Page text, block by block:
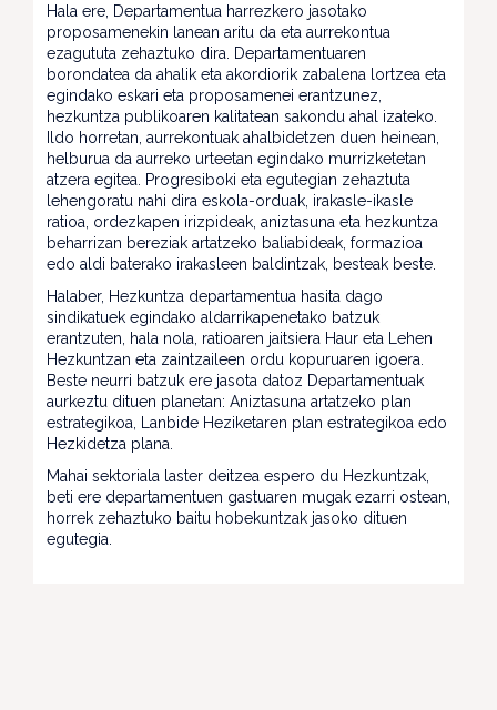
Hala ere, Departamentua harrezkero jasotako
proposamenekin lanean aritu da eta aurrekontua
ezagututa zehaztuko dira. Departamentuaren
borondatea da ahalik eta akordiorik zabalena lortzea eta
egindako eskari eta proposamenei erantzunez,
hezkuntza publikoaren kalitatean sakondu ahal izateko.
Ildo horretan, aurrekontuak ahalbidetzen duen heinean,
helburua da aurreko urteetan egindako murrizketetan
atzera egitea. Progresiboki eta egutegian zehaztuta
lehengoratu nahi dira eskola-orduak, irakasle-ikasle
ratioa, ordezkapen irizpideak, aniztasuna eta hezkuntza
beharrizan bereziak artatzeko baliabideak, formazioa
edo aldi baterako irakasleen baldintzak, besteak beste.
Halaber, Hezkuntza departamentua hasita dago
sindikatuek egindako aldarrikapenetako batzuk
erantzuten, hala nola, ratioaren jaitsiera Haur eta Lehen
Hezkuntzan eta zaintzaileen ordu kopuruaren igoera.
Beste neurri batzuk ere jasota datoz Departamentuak
aurkeztu dituen planetan: Aniztasuna artatzeko plan
estrategikoa, Lanbide Heziketaren plan estrategikoa edo
Hezkidetza plana.
Mahai sektoriala laster deitzea espero du Hezkuntzak,
beti ere departamentuen gastuaren mugak ezarri ostean,
horrek zehaztuko baitu hobekuntzak jasoko dituen
egutegia.